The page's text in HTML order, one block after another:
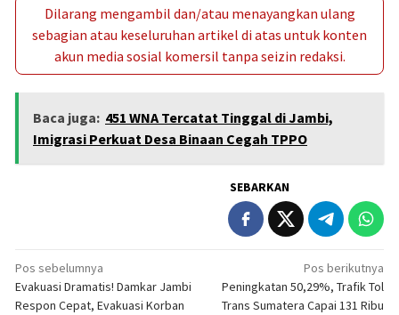
Dilarang mengambil dan/atau menayangkan ulang
sebagian atau keseluruhan artikel di atas untuk konten
akun media sosial komersil tanpa seizin redaksi.
Baca juga: 451 WNA Tercatat Tinggal di Jambi,
Imigrasi Perkuat Desa Binaan Cegah TPPO
SEBARKAN
Navigasi
pos
Pos sebelumnya
Evakuasi Dramatis! Damkar Jambi
Respon Cepat, Evakuasi Korban
Pos berikutnya
Peningkatan 50,29%, Trafik Tol
Trans Sumatera Capai 131 Ribu